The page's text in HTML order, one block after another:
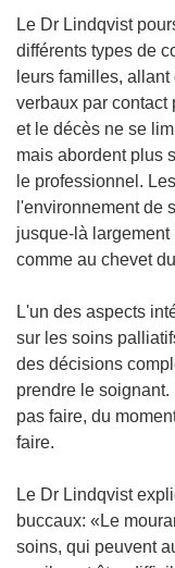
Le Dr Lindqvist
différents types de
leurs familles,
verbaux par contact
et le décès ne se
mais abordent plus
le professionnel.
l'environnement de
jusque-là
comme au chevet
L'un des aspects
sur les soins
des décisions
prendre le
pas faire, du
faire.
Le Dr Lindqvist
buccaux: «Le
soins, qui peuvent